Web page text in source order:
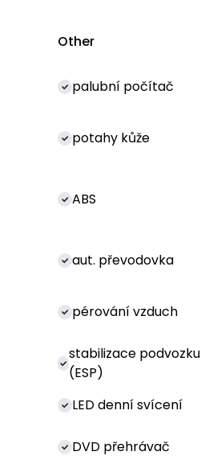
Other
palubní počítač
potahy kůže
ABS
aut. převodovka
pérování vzduch
stabilizace podvozku
(ESP)
LED denní svícení
DVD přehrávač